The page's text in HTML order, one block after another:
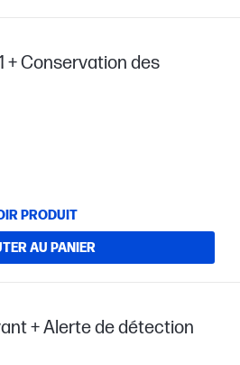
+ Conservation des
PRODUIT
AU PANIER
+ Alerte de détection